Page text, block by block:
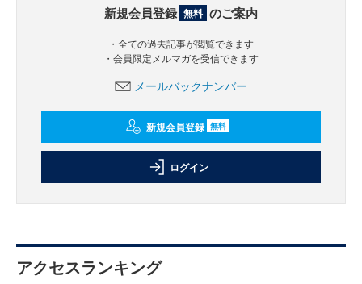
新規会員登録 無料 のご案内
・全ての過去記事が閲覧できます
・会員限定メルマガを受信できます
メールバックナンバー
新規会員登録 無料
ログイン
アクセスランキング